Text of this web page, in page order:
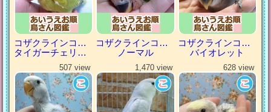
コザクラインコ（小桜インコ）
タイガーチェリーパイド
コザクラインコ（小桜インコ）
ノーマル
コザクラインコ（小桜インコ）
バイオレット
507 view 1,470 view 628 view